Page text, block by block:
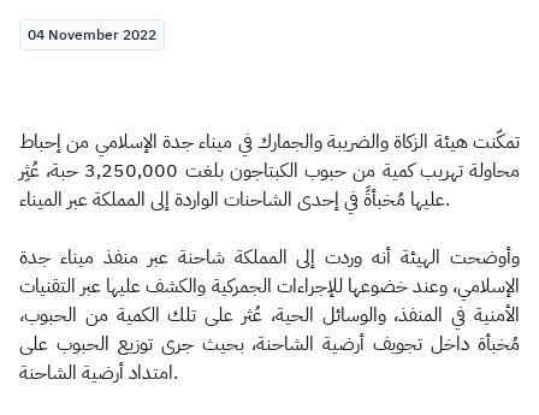
04 November 2022
تمكّنت هيئة الزكاة والضريبة والجمارك في ميناء جدة الإسلامي من إحباط
محاولة تهريب كمية من حبوب الكبتاجون بلغت 3,250,000 حبة، عُثِر
عليها مُخبأةً في إحدى الشاحنات الواردة إلى المملكة عبر الميناء.
وأوضحت الهيئة أنه وردت إلى المملكة شاحنة عبر منفذ ميناء جدة
الإسلامي، وعند خضوعها للإجراءات الجمركية والكشف عليها عبر التقنيات
الأمنية في المنفذ، والوسائل الحية، عُثر على تلك الكمية من الحبوب،
مُخبأة داخل تجويف أرضية الشاحنة، بحيث جرى توزيع الحبوب على
امتداد أرضية الشاحنة.